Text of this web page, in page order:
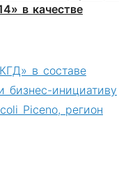
в качестве